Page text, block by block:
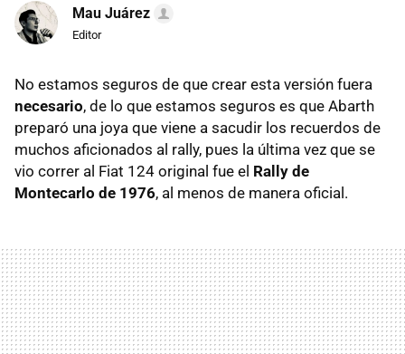
Mau Juárez
Editor
No estamos seguros de que crear esta versión fuera
necesario, de lo que estamos seguros es que Abarth
preparó una joya que viene a sacudir los recuerdos de
muchos aficionados al rally, pues la última vez que se
vio correr al Fiat 124 original fue el Rally de
Montecarlo de 1976, al menos de manera oficial.